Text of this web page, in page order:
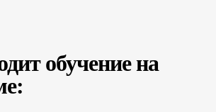
обучение на